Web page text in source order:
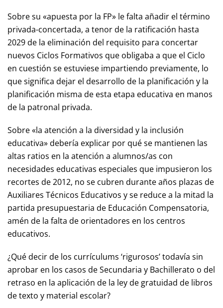
Sobre su «apuesta por la FP» le falta añadir el término
privada-concertada, a tenor de la ratificación hasta
2029 de la eliminación del requisito para concertar
nuevos Ciclos Formativos que obligaba a que el Ciclo
en cuestión se estuviese impartiendo previamente, lo
que significa dejar el desarrollo de la planificación y la
planificación misma de esta etapa educativa en manos
de la patronal privada.
Sobre «la atención a la diversidad y la inclusión
educativa» debería explicar por qué se mantienen las
altas ratios en la atención a alumnos/as con
necesidades educativas especiales que impusieron los
recortes de 2012, no se cubren durante años plazas de
Auxiliares Técnicos Educativos y se reduce a la mitad la
partida presupuestaria de Educación Compensatoria,
amén de la falta de orientadores en los centros
educativos.
¿Qué decir de los currículums ‘rigurosos’ todavía sin
aprobar en los casos de Secundaria y Bachillerato o del
retraso en la aplicación de la ley de gratuidad de libros
de texto y material escolar?